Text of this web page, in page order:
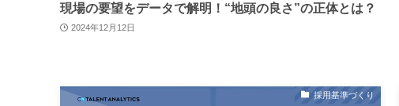
現場の要望をデータで解明！“地頭の良さ”の正体とは？
2024年12月12日
採用基準づくり